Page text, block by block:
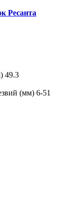
Ресанта
49.3
(мм) 6-51